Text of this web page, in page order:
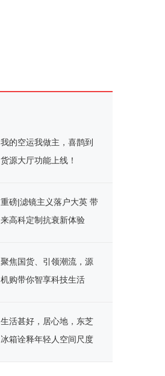
我的空运我做主，喜鹊到
货源大厅功能上线！
重磅|滤镜主义落户大英 带
来高科定制抗衰新体验
聚焦国货、引领潮流，源
机购带你智享科技生活
生活甚好，居心地，东芝
冰箱诠释年轻人空间尺度